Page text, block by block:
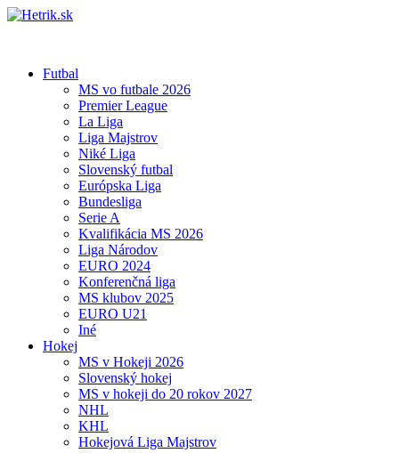
Futbal
MS vo futbale 2026
Premier League
La Liga
Liga Majstrov
Niké Liga
Slovenský futbal
Európska Liga
Bundesliga
Serie A
Kvalifikácia MS 2026
Liga Národov
EURO 2024
Konferenčná liga
MS klubov 2025
EURO U21
Iné
Hokej
MS v Hokeji 2026
Slovenský hokej
MS v hokeji do 20 rokov 2027
NHL
KHL
Hokejová Liga Majstrov